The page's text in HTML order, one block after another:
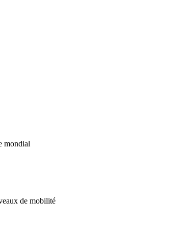
mondial
de mobilité